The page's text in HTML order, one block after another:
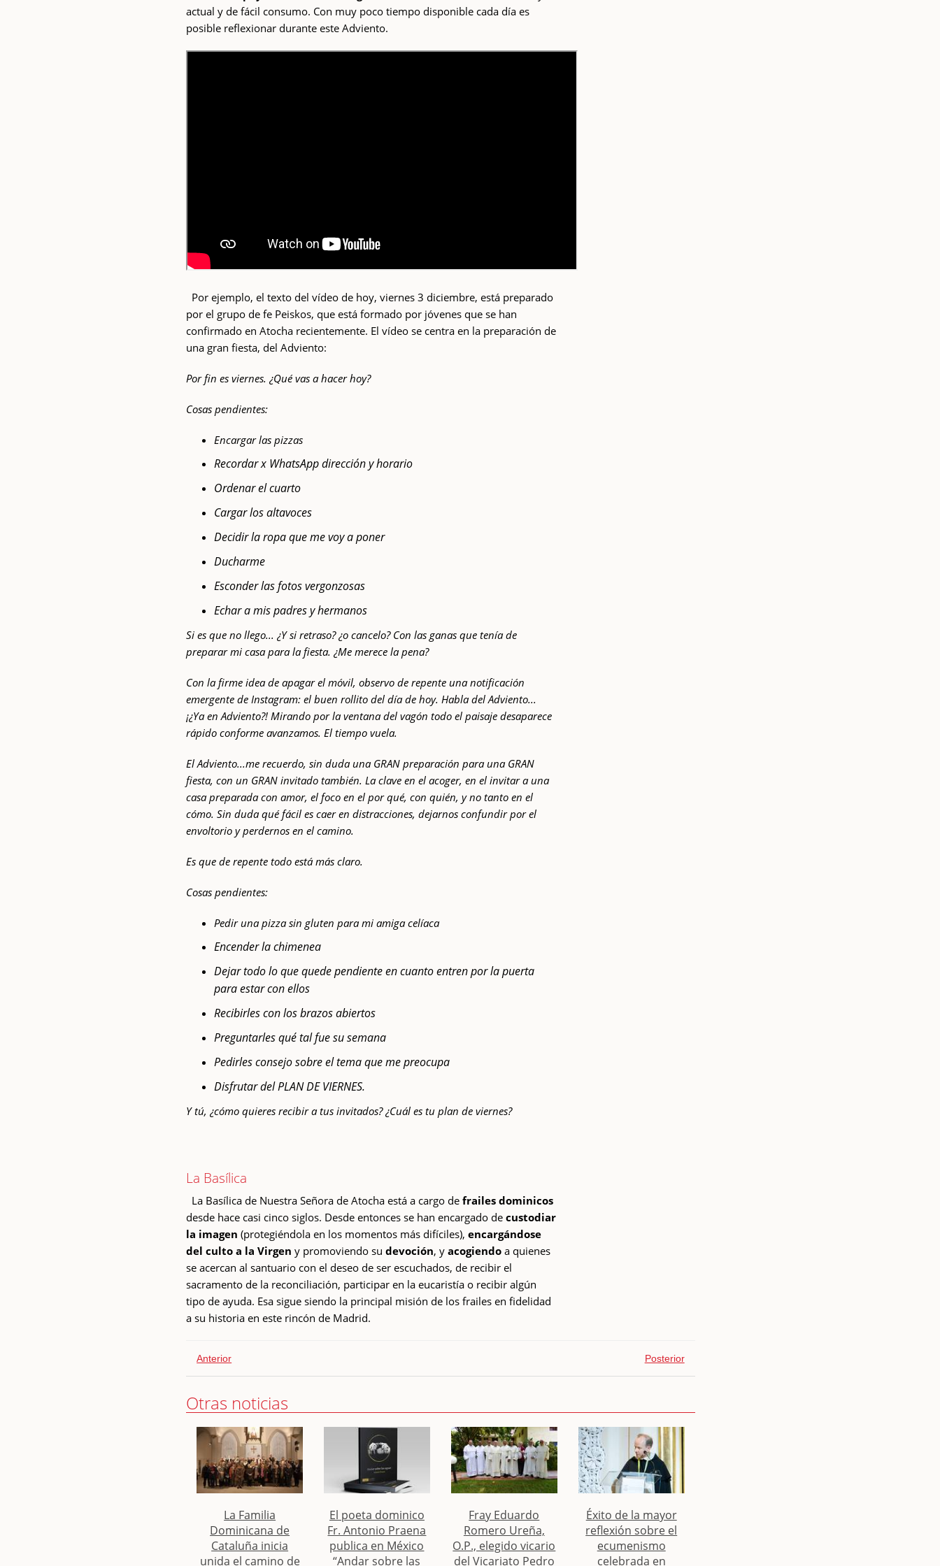
actual y de fácil consumo. Con muy poco tiempo disponible cada día es
posible reflexionar durante este Adviento.
Por ejemplo, el texto del vídeo de hoy, viernes 3 diciembre, está preparado
por el grupo de fe Peiskos, que está formado por jóvenes que se han
confirmado en Atocha recientemente. El vídeo se centra en la preparación de
una gran fiesta, del Adviento:
Por fin es viernes. ¿Qué vas a hacer hoy?
Cosas pendientes:
Encargar las pizzas
Recordar x WhatsApp dirección y horario
Ordenar el cuarto
Cargar los altavoces
Decidir la ropa que me voy a poner
Ducharme
Esconder las fotos vergonzosas
Echar a mis padres y hermanos
Si es que no llego... ¿Y si retraso? ¿o cancelo? Con las ganas que tenía de
preparar mi casa para la fiesta. ¿Me merece la pena?
Con la firme idea de apagar el móvil, observo de repente una notificación
emergente de Instagram: el buen rollito del día de hoy. Habla del Adviento...
¡¿Ya en Adviento?! Mirando por la ventana del vagón todo el paisaje desaparece
rápido conforme avanzamos. El tiempo vuela.
El Adviento...me recuerdo, sin duda una GRAN preparación para una GRAN
fiesta, con un GRAN invitado también. La clave en el acoger, en el invitar a una
casa preparada con amor, el foco en el por qué, con quién, y no tanto en el
cómo. Sin duda qué fácil es caer en distracciones, dejarnos confundir por el
envoltorio y perdernos en el camino.
Es que de repente todo está más claro.
Cosas pendientes:
Pedir una pizza sin gluten para mi amiga celíaca
Encender la chimenea
Dejar todo lo que quede pendiente en cuanto entren por la puerta
para estar con ellos
Recibirles con los brazos abiertos
Preguntarles qué tal fue su semana
Pedirles consejo sobre el tema que me preocupa
Disfrutar del PLAN DE VIERNES.
Y tú, ¿cómo quieres recibir a tus invitados? ¿Cuál es tu plan de viernes?
La Basílica
La Basílica de Nuestra Señora de Atocha está a cargo de frailes dominicos
desde hace casi cinco siglos. Desde entonces se han encargado decustodiar
la imagen (protegiéndola en los momentos más difíciles), encargándose
del culto a la Virgen y promoviendo sudevoción, yacogiendo a quienes
se acercan al santuario con el deseo de ser escuchados, de recibir el
sacramento de la reconciliación, participar en la eucaristía o recibir algún
tipo de ayuda. Esa sigue siendo la principal misión de los frailes en fidelidad
a su historia en este rincón de Madrid.
Anterior Posterior
Otras noticias
La Familia
Dominicana de
Cataluña inicia
unida el camino de
El poeta dominico
Fr. Antonio Praena
publica en México
“Andar sobre las
Fray Eduardo
Romero Ureña,
O.P., elegido vicario
del Vicariato Pedro
Éxito de la mayor
reflexión sobre el
ecumenismo
celebrada en